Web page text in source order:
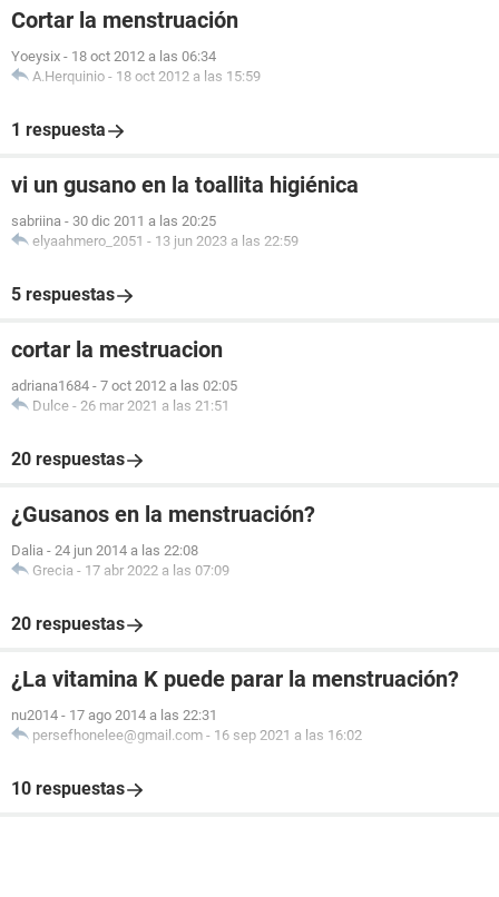
Cortar la menstruación
Yoeysix - 18 oct 2012 a las 06:34
A.Herquinio - 18 oct 2012 a las 15:59
1 respuesta
vi un gusano en la toallita higiénica
sabriina - 30 dic 2011 a las 20:25
elyaahmero_2051 - 13 jun 2023 a las 22:59
5 respuestas
cortar la mestruacion
adriana1684 - 7 oct 2012 a las 02:05
Dulce - 26 mar 2021 a las 21:51
20 respuestas
¿Gusanos en la menstruación?
Dalia - 24 jun 2014 a las 22:08
Grecia - 17 abr 2022 a las 07:09
20 respuestas
¿La vitamina K puede parar la menstruación?
nu2014 - 17 ago 2014 a las 22:31
persefhonelee@gmail.com - 16 sep 2021 a las 16:02
10 respuestas